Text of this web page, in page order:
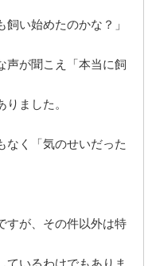
い始めたのかな？」
声が聞こえ「本当に飼
ました。
なく「気のせいだった
すが、その件以外は特
ているわけでもありま